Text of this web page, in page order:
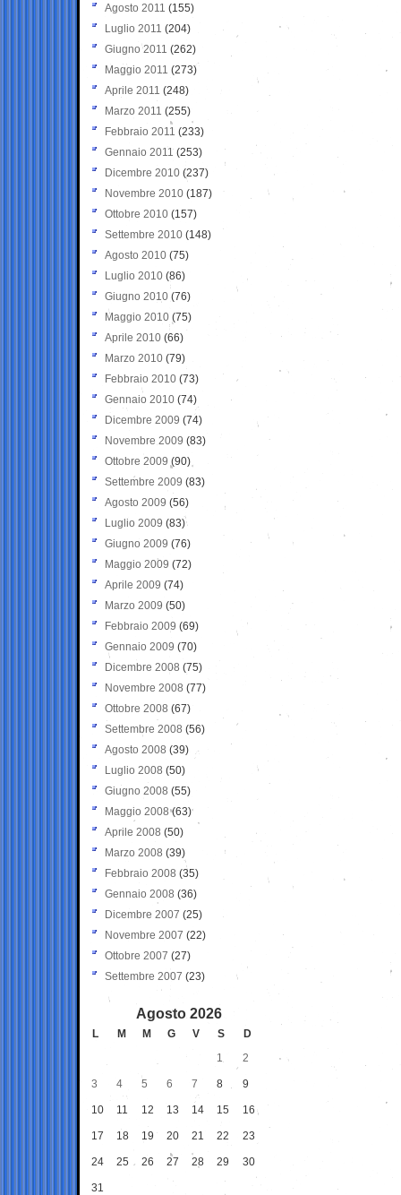
Agosto 2011 (155)
Luglio 2011 (204)
Giugno 2011 (262)
Maggio 2011 (273)
Aprile 2011 (248)
Marzo 2011 (255)
Febbraio 2011 (233)
Gennaio 2011 (253)
Dicembre 2010 (237)
Novembre 2010 (187)
Ottobre 2010 (157)
Settembre 2010 (148)
Agosto 2010 (75)
Luglio 2010 (86)
Giugno 2010 (76)
Maggio 2010 (75)
Aprile 2010 (66)
Marzo 2010 (79)
Febbraio 2010 (73)
Gennaio 2010 (74)
Dicembre 2009 (74)
Novembre 2009 (83)
Ottobre 2009 (90)
Settembre 2009 (83)
Agosto 2009 (56)
Luglio 2009 (83)
Giugno 2009 (76)
Maggio 2009 (72)
Aprile 2009 (74)
Marzo 2009 (50)
Febbraio 2009 (69)
Gennaio 2009 (70)
Dicembre 2008 (75)
Novembre 2008 (77)
Ottobre 2008 (67)
Settembre 2008 (56)
Agosto 2008 (39)
Luglio 2008 (50)
Giugno 2008 (55)
Maggio 2008(63)
Aprile 2008 (50)
Marzo 2008 (39)
Febbraio 2008 (35)
Gennaio 2008 (36)
Dicembre 2007 (25)
Novembre 2007 (22)
Ottobre 2007 (27)
Settembre 2007 (23)
Agosto 2026
L M M G V S
D
1
2
3 4 5 6 7 8 9
10 11 12 13 14 15 16
17 18 19 20 21 22 23
24 25 26 27 28 29 30
31